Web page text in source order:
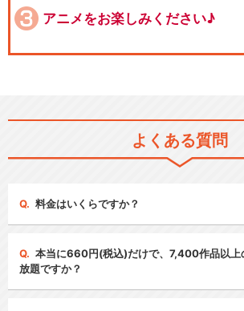
アニメをお楽しみください♪
よくある質問
料金はいくらですか？
本当に660円(税込)だけで、7,400作品以上
放題ですか？